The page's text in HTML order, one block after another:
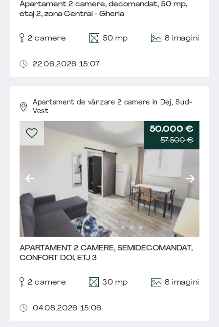
Apartament 2 camere, decomandat, 50 mp,
etaj 2, zona Central - Gherla
2 camere 50 mp 8 imagini
22.06.2026 15:07
Apartament de vânzare 2 camere în Dej,Sud-
Vest
50.000 €
57.500 €
APARTAMENT 2 CAMERE, SEMIDECOMANDAT,
CONFORT DOI, ETJ 3
2 camere 30 mp 8 imagini
04.08.2026 15:06